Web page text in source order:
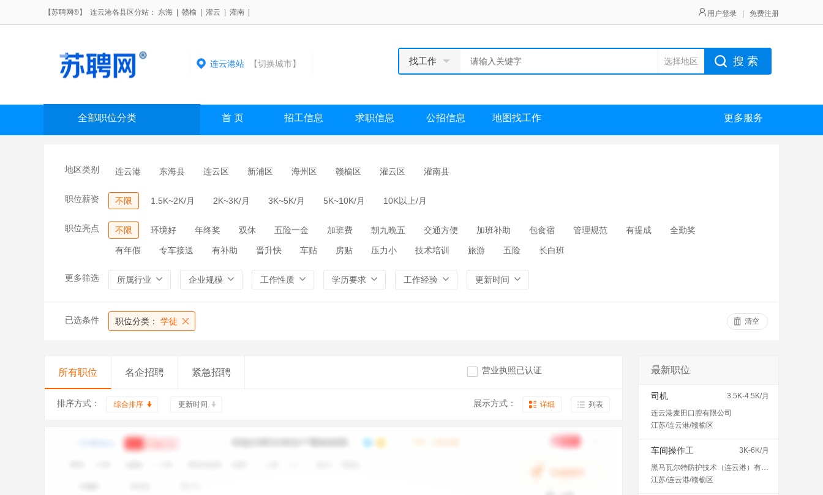
【苏聘网®】 连云港各县区分站： 东海 赣榆 灌云 灌南 用户登录 免费注册
连云港站【切换城市】 找工作 选择地区 搜 索
全部职位分类 首 页 招工信息 求职信息 公招信息 地图找工作 更多服务
地区类别 连云港 东海县 连云区 新浦区 海州区 赣榆区 灌云区 灌南县
职位薪资 不限 1.5K~2K/月 2K~3K/月 3K~5K/月 5K~10K/月 10K以上/月
职位亮点 不限 环境好 年终奖 双休 五险一金 加班费 朝九晚五 交通方便 加班补助 包食宿 管理规范 有提成 全勤奖
有年假 专车接送 有补助 晋升快 车贴 房贴 压力小 技术培训 旅游 五险 长白班
更多筛选 所属行业 企业规模 工作性质 学历要求 工作经验 更新时间
已选条件 职位分类： 学徒 清空
所有职位 名企招聘 紧急招聘 营业执照已认证
排序方式： 综合排序 更新时间 展示方式： 详细 列表
最新职位
司机
3.5K-4.5K/月
连云港麦田口腔有限公司
江苏/连云港/赣榆区
车间操作工
3K-6K/月
黑马瓦尔特防护技术（连云港）有限公司
江苏/连云港/赣榆区